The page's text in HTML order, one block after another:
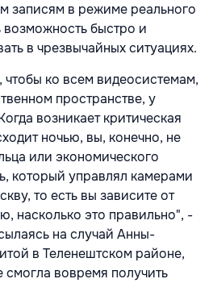
записям в режиме реального
быстро и
в чрезвычайных ситуациях.
чтобы ко всем видеосистемам,
пространстве, у
возникает критическая
ночью, вы, конечно, не
или экономического
который управлял камерами
то есть вы зависите от
насколько это правильно", -
на случай Анны-
в Теленештском районе,
смогла вовремя получить